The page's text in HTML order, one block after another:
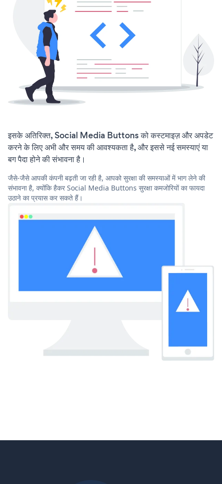
इसके अतिरिक्त, Social Media Buttons को कस्टमाइज़ और अपडेट
करने के लिए अभी और समय की आवश्यकता है, और इससे नई समस्याएं या
बग पैदा होने की संभावना है।
जैसे-जैसे आपकी कंपनी बढ़ती जा रही है, आपको सुरक्षा की समस्याओं में भाग लेने की
संभावना है, क्योंकि हैकर Social Media Buttons सुरक्षा कमजोरियों का फायदा
उठाने का प्रयास कर सकते हैं।